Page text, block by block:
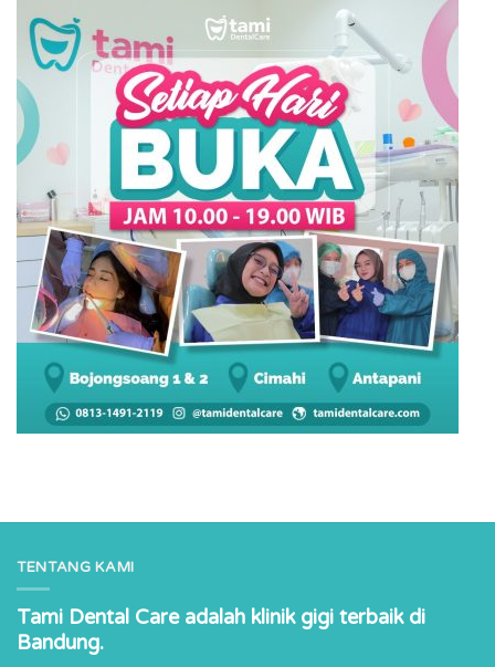
TENTANG KAMI
Tami Dental Care adalah klinik gigi terbaik di
Bandung.